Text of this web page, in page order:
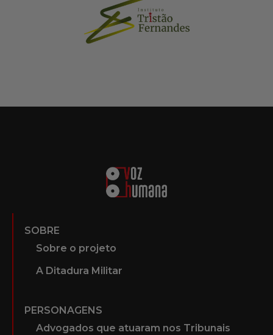
SOBRE
Sobre o projeto
A Ditadura Militar
PERSONAGENS
Advogados que atuaram nos Tribunais